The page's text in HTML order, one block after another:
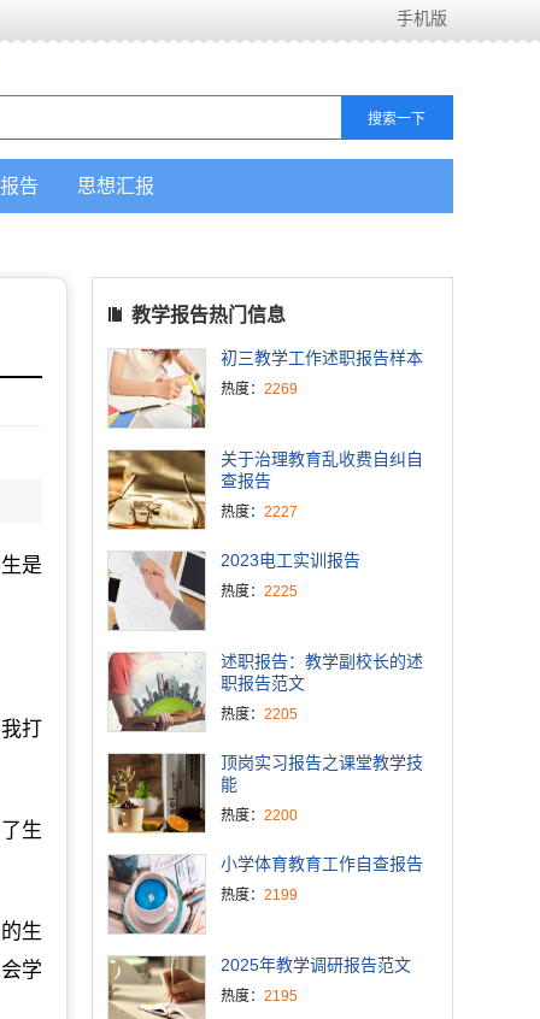
手机版
告 思想汇报
是
打
生
生
学
教学报告热门信息
初三教学工作述职报告样本
热度： 2269
关于治理教育乱收费自纠自
查报告
热度： 2227
2023电工实训报告
热度： 2225
述职报告：教学副校长的述
职报告范文
热度： 2205
顶岗实习报告之课堂教学技
能
热度： 2200
小学体育教育工作自查报告
热度： 2199
2025年教学调研报告范文
热度： 2195